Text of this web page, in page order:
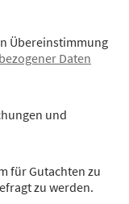
Daten
zu werden.